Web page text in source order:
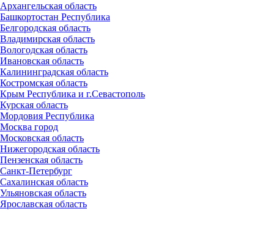
Архангельская область
Башкортостан Республика
Белгородская область
Владимирская область
Вологодская область
Ивановская область
Калининградская область
Костромская область
Крым Республика и г.Севастополь
Курская область
Мордовия Республика
Москва город
Московская область
Нижегородская область
Пензенская область
Санкт-Петербург
Сахалинская область
Ульяновская область
Ярославская область